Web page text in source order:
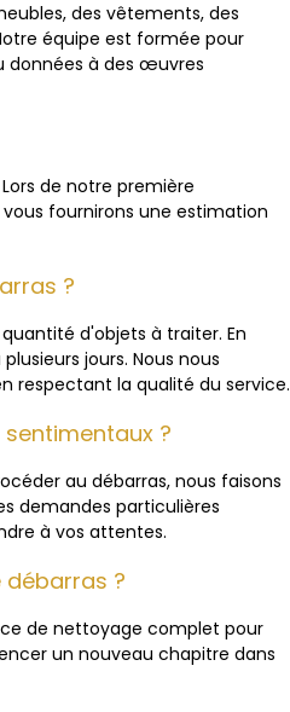
des vêtements, des
équipe est formée pour
données à des œuvres
de notre première
fournirons une estimation
?
d'objets à traiter. En
jours. Nous nous
respectant la qualité du service.
?
au débarras, nous faisons
demandes particulières
à vos attentes.
?
de nettoyage complet pour
un nouveau chapitre dans